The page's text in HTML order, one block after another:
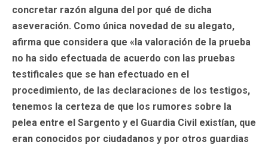
concretar razón alguna del por qué de dicha
aseveración. Como única novedad de su alegato,
afirma que considera que «la valoración de la prueba
no ha sido efectuada de acuerdo con las pruebas
testificales que se han efectuado en el
procedimiento, de las declaraciones de los testigos,
tenemos la certeza de que los rumores sobre la
pelea entre el Sargento y el Guardia Civil existían, que
eran conocidos por ciudadanos y por otros guardias